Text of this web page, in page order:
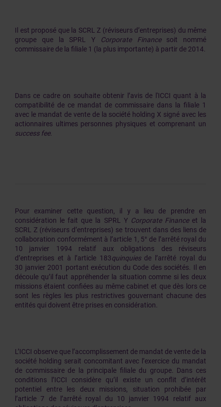
Il est proposé que la SCRL Z (réviseurs d’entreprises) du même
groupe que la SPRL Y
Corporate Financesoit nommé
commissaire de la filiale 1 (la plus importante) à partir de 2014.
Dans ce cadre on souhaite obtenir l’avis de l'ICCI quant à la
compatibilité de ce mandat de commissaire dans la filiale 1
avec le mandat de vente de la société holding X signé avec les
actionnaires ultimes personnes physiques et comprenant un
success fee.
Pour examiner cette question, il y a lieu de prendre en
considération le fait que la SPRL YCorporate Financeet la
SCRL Z (réviseurs d’entreprises) se trouvent dans des liens de
collaboration conformément à l’article 1, 5° de l’arrêté royal du
10 janvier 1994 relatif aux obligations des réviseurs
d’entreprises et à l’article 183quinquiesde l’arrêté royal du
30 janvier 2001 portant exécution du Code des sociétés. Il en
découle qu’il faut appréhender la situation comme si les deux
missions étaient confiées au même cabinet et que dès lors ce
sont les règles les plus restrictives gouvernant chacune des
entités qui doivent être prises en considération.
L’ICCI observe que l’accomplissement de mandat de vente de la
société holding serait concomitant avec l’exercice du mandat
de commissaire de la principale filiale du groupe. Dans ces
conditions l’ICCI considère qu’il existe un conflit d’intérêt
potentiel entre les deux missions, situation prohibée par
l’article 7 de l’arrêté royal du 10 janvier 1994 relatif aux